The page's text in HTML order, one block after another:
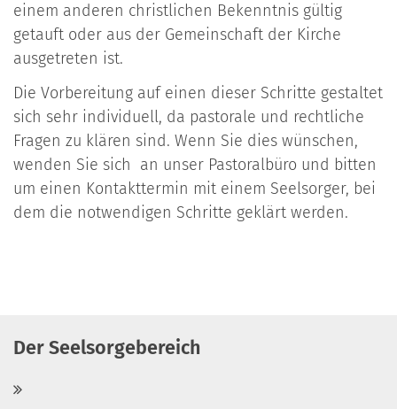
einem anderen christlichen Bekenntnis gültig
getauft oder aus der Gemeinschaft der Kirche
ausgetreten ist.
Die Vorbereitung auf einen dieser Schritte gestaltet
sich sehr individuell, da pastorale und rechtliche
Fragen zu klären sind. Wenn Sie dies wünschen,
wenden Sie sich an unser Pastoralbüro und bitten
um einen Kontakttermin mit einem Seelsorger, bei
dem die notwendigen Schritte geklärt werden.
Der Seelsorgebereich